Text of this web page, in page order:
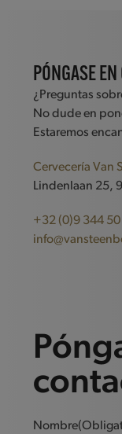
PÓNGASE EN
¿Preguntas
No dude en
Estaremos
Cervecería Van
Lindenlaan 25,
+32 (0)9 344 50
Nombre